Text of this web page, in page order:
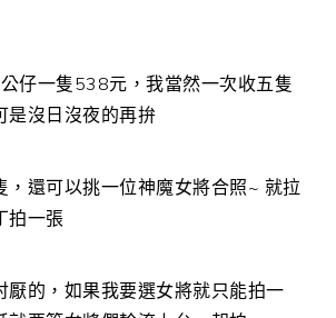
仔一隻538元，我當然一次收五隻
是沒日沒夜的再拚
，還可以挑一位神魔女將合照~ 就拉
拍一張
厭的，如果我要選女將就只能拍一